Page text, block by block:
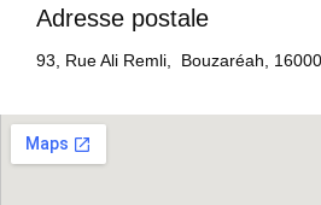
Adresse postale
93, Rue Ali Remli, Bouzaréah,